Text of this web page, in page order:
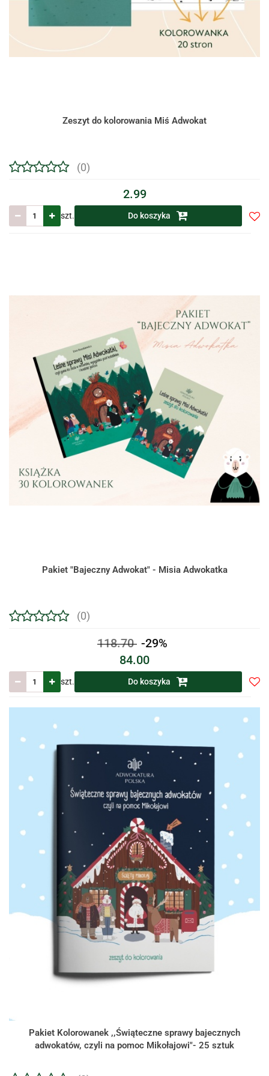
Zeszyt do kolorowania Miś Adwokat
(0)
2.99
szt. Do koszyka
Pakiet "Bajeczny Adwokat" - Misia Adwokatka
(0)
118.70 -29%
84.00
szt. Do koszyka
Pakiet Kolorowanek ,,Świąteczne sprawy bajecznych
adwokatów, czyli na pomoc Mikołajowi"- 25 sztuk